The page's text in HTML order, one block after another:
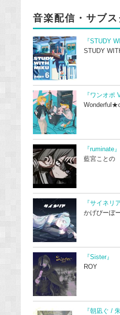
音楽配信・サブス
『STUDY
STUDY
『ワンオポ
『ruminate』
藍宮ことの
『サイネリア
かげぴーぼ
『Sister』
ROY
『朝凪ぐ /